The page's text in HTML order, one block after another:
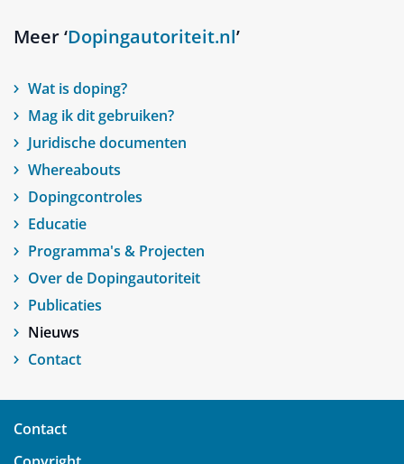
Meer ‘Dopingautoriteit.nl’
Wat is doping?
Mag ik dit gebruiken?
Juridische documenten
Whereabouts
Dopingcontroles
Educatie
Programma's & Projecten
Over de Dopingautoriteit
Publicaties
Nieuws
Contact
Contact